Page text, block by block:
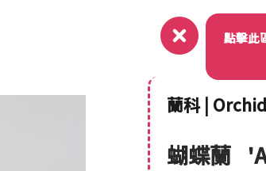
點擊此
蘭科 |
蝴蝶蘭